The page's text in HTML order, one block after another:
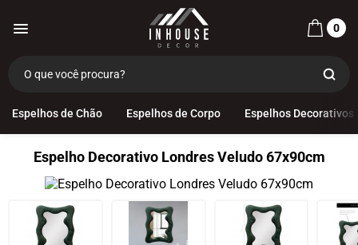
0
Espelhos de Chão Espelhos de Corpo Espelhos Decorativos
Espelho Decorativo Londres Veludo 67x90cm